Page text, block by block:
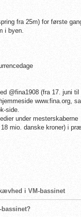
fra 25m) for første
i byen.
@fina1908 (fra 17. juni
www.fina.org,
side.
under mesterskaberne
mio. danske kroner) i
i VM-bassinet
bassinet?